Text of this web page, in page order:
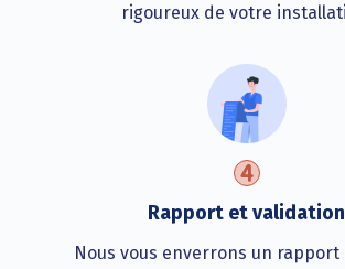
rigoureux de votre
Rapport et validation
Nous vous enverrons un rapport